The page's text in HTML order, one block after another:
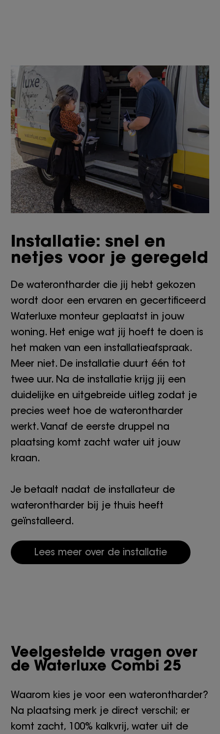
Installatie: snel en
netjes voor je geregeld
De waterontharder die jij hebt gekozen
wordt door een ervaren en gecertificeerd
Waterluxe monteur geplaatst in jouw
woning. Het enige wat jij hoeft te doen is
het maken van een installatieafspraak.
Meer niet. De installatie duurt één tot
twee uur. Na de installatie krijg jij een
duidelijke en uitgebreide uitleg zodat je
precies weet hoe de waterontharder
werkt. Vanaf de eerste druppel na
plaatsing komt zacht water uit jouw
kraan.
Je betaalt nadat de installateur de
waterontharder bij je thuis heeft
geïnstalleerd.
Lees meer over de installatie
Veelgestelde vragen over
de Waterluxe Combi 25
Waarom kies je voor een waterontharder?
Na plaatsing merk je direct verschil; er
komt zacht, 100% kalkvrij, water uit de